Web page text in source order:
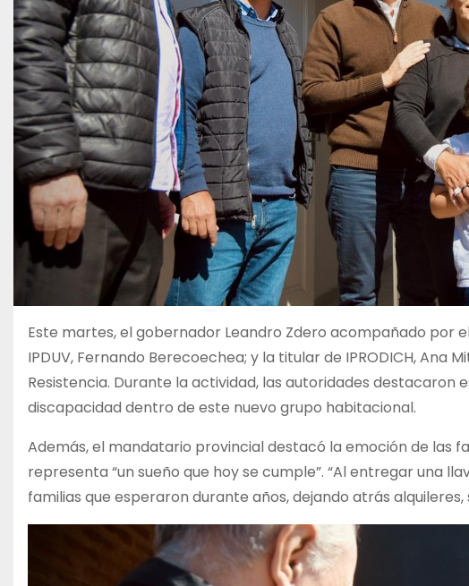
Este martes, el gobernador Leandro Zdero acompañado por
IPDUV, Fernando Berecoechea; y la titular de IPRODICH, Ana
Resistencia. Durante la actividad, las autoridades
discapacidad dentro de este nuevo grupo habitacional.
Además, el mandatario provincial destacó la emoción de las
representa “un sueño que hoy se cumple”. “Al entregar una
familias que esperaron durante años, dejando atrás